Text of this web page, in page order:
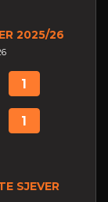
2025/26
1
1
SJEVER